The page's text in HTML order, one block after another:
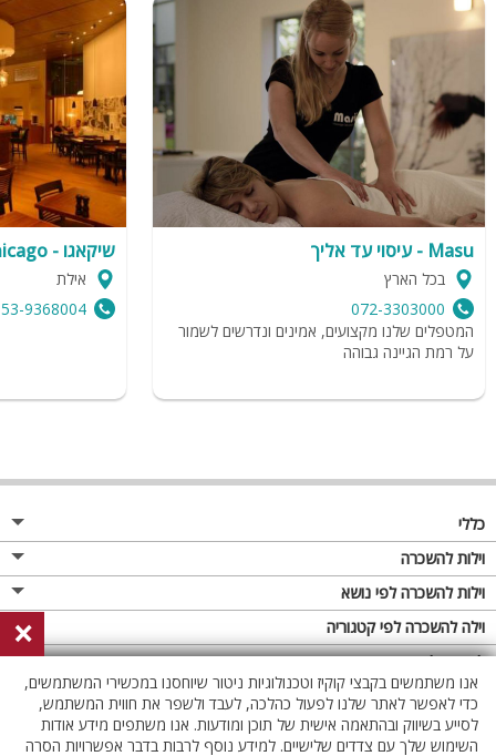
Masu - עיסוי עד אליך
בכל הארץ
072-3303000
המטפלים שלנו מקצועים, אמינים ונדרשים לשמור
על רמת הגיינה גבוהה
שיקאגו - chicago
אילת
9368004
כללי
מגזין
פרסום באתר
תקנון
מדיניות פרטיות
וילות להשכרה
וילות בצפון
וילות במרכז
וילות בדרום
וילות באילת
וילות בשרון
וילות להשכרה לפי נושא
וילה לזוגות
וילות למשפחות
וילות לציבור הדתי
אירוח דרוזי
וילה להשכרה לפי קטגוריה
וילות עם בריכה
וילה עם בריכה מחוממת
וילה עם בריכה מחוממת מקורה
לופטים להשכרה
לופט
לופטים בצפון
×
אנו משתמשים בקבצי קוקיז וטכנולוגיות ניטור שיוחסנו במכשירי המשתמשים,
כדי לאפשר לאתר שלנו לפעול כהלכה, לעבד ולשפר את חווית המשתמש,
לסייע בשיווק ובהתאמה אישית של תוכן ומודעות. אנו משתפים מידע אודות
השימוש שלך עם צדדים שלישיים. למידע נוסף לרבות בדבר אפשרויות הסרה